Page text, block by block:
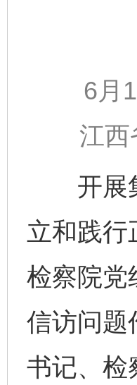
6月10
江西
开展集
立和践行
检察院党
信访问题
书记、检